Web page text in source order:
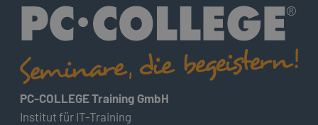
PC-COLLEGE Training GmbH
Institut für IT-Training